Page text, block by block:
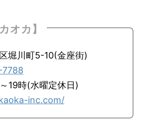
オカ】
堀川町5-10(金座街)
19時(水曜定休日)
inc.com/